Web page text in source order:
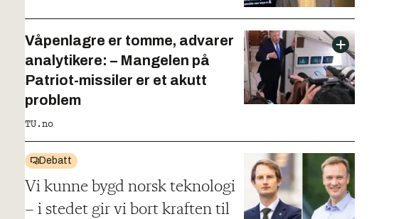
Våpenlagre er tomme, advarer
analytikere: – Mangelen på
Patriot-missiler er et akutt
problem
TU.no
Debatt
Vi kunne bygd norsk teknologi
– i stedet gir vi bort kraften til